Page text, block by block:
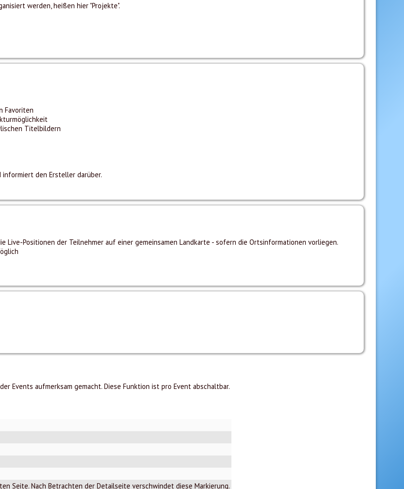
werden, heißen hier "Projekte".
Favoriten
Titelbildern
den Ersteller darüber.
Live-Positionen der Teilnehmer auf einer gemeinsamen Landkarte - sofern die Ortsinformationen vorliegen.
Events aufmerksam gemacht. Diese Funktion ist pro Event abschaltbar.
Seite. Nach Betrachten der Detailseite verschwindet diese Markierung.